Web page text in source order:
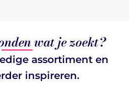
wat je zoekt?
assortiment en
inspireren.